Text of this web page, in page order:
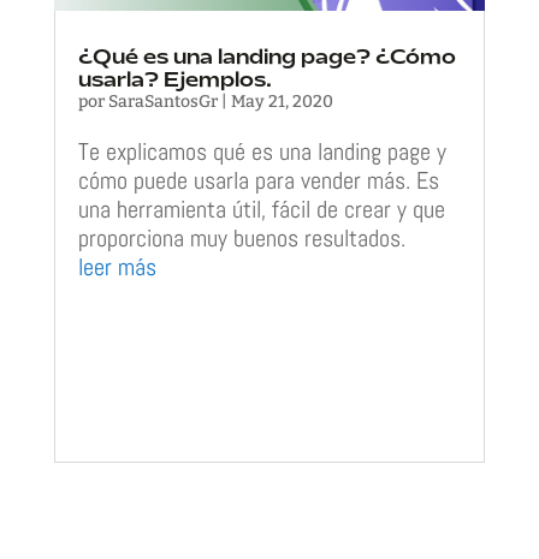
¿Qué es una landing page? ¿Cómo
usarla? Ejemplos.
por SaraSantosGr| May 21, 2020
Te explicamos qué es una landing page y
cómo puede usarla para vender más. Es
una herramienta útil, fácil de crear y que
proporciona muy buenos resultados.
leer más